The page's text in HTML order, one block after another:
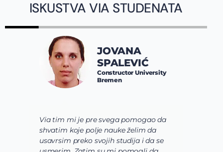
ISKUSTVA VIA STUDENATA
Via tim mi je pre svega pomogao da
shvatim koje polje nauke želim da
usavrsim preko svojih studija i da se
JOVANA
SPALEVIĆ
Constructor University
Bremen